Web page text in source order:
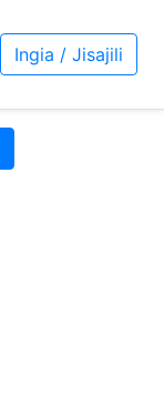
Ingia / Jisajili